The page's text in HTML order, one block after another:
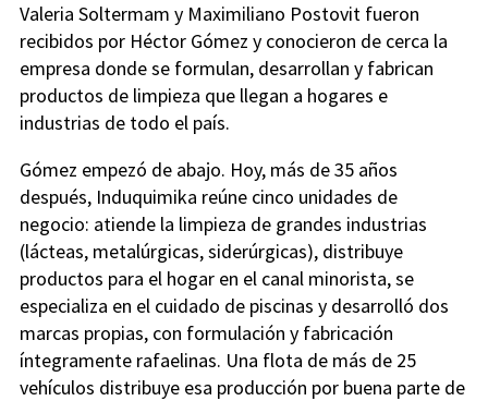
Valeria Soltermam y Maximiliano Postovit fueron
recibidos por Héctor Gómez y conocieron de cerca la
empresa donde se formulan, desarrollan y fabrican
productos de limpieza que llegan a hogares e
industrias de todo el país.
Gómez empezó de abajo. Hoy, más de 35 años
después, Induquimika reúne cinco unidades de
negocio: atiende la limpieza de grandes industrias
(lácteas, metalúrgicas, siderúrgicas), distribuye
productos para el hogar en el canal minorista, se
especializa en el cuidado de piscinas y desarrolló dos
marcas propias, con formulación y fabricación
íntegramente rafaelinas. Una flota de más de 25
vehículos distribuye esa producción por buena parte de